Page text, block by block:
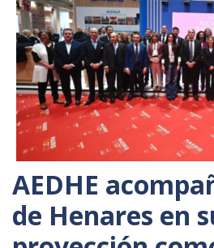
AEDHE
de Henares en